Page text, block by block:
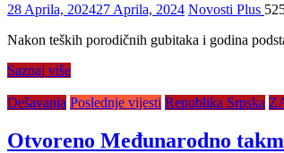
28 Aprila, 202427 Aprila, 2024 Novosti Plus
Nakon teških porodičnih gubitaka i godina
Saznaj više
Dešavanja Poslednje vijesti Republika Srpska
Otvoreno Međunarodno